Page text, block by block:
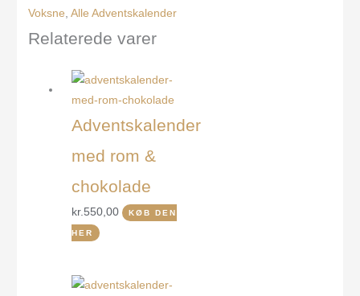
Voksne Alle Adventskalender
Relaterede varer
Adventskalender
med rom &
chokolade
kr.550,00 KØB DEN
HER